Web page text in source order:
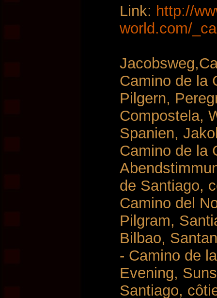
Link: http://
world.com/
Camino de la
Pilgern,
Compostela,
Spanien,
Camino de la
de Santiago,
Camino del
Pilgram,
Bilbao,
- Camino de
Evening,
Santiago,